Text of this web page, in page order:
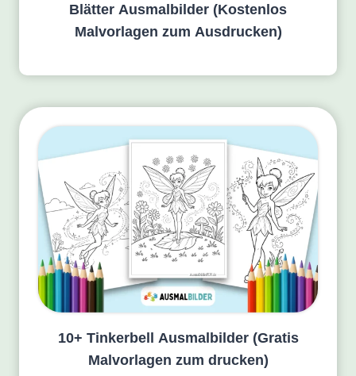
Blätter Ausmalbilder (Kostenlos
Malvorlagen zum Ausdrucken)
10+ Tinkerbell Ausmalbilder (Gratis
Malvorlagen zum drucken)